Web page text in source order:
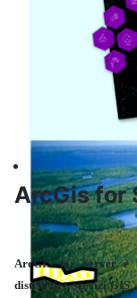
ArcGis for
ArcGIS for Server è
distribuire servizi GIS